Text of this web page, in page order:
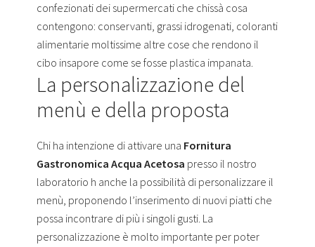
confezionati dei supermercati che chissà cosa
contengono: conservanti, grassi idrogenati, coloranti
alimentarie moltissime altre cose che rendono il
cibo insapore come se fosse plastica impanata.
La personalizzazione del
menù e della proposta
Chi ha intenzione di attivare una Fornitura
Gastronomica Acqua Acetosa presso il nostro
laboratorio h anche la possibilità di personalizzare il
menù, proponendo l’inserimento di nuovi piatti che
possa incontrare di più i singoli gusti. La
personalizzazione è molto importante per poter